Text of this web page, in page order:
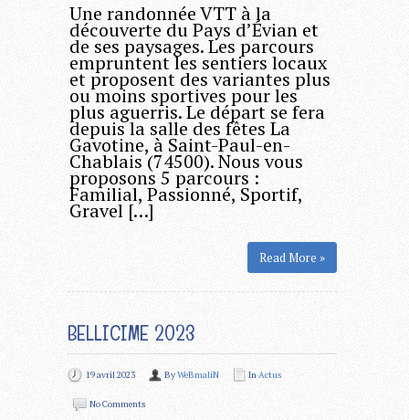
Une randonnée VTT à la
découverte du Pays d’Évian et
de ses paysages. Les parcours
empruntent les sentiers locaux
et proposent des variantes plus
ou moins sportives pour les
plus aguerris. Le départ se fera
depuis la salle des fêtes La
Gavotine, à Saint-Paul-en-
Chablais (74500). Nous vous
proposons 5 parcours :
Familial, Passionné, Sportif,
Gravel […]
Read More »
BELLICIME 2023
19 avril 2023 ByWeBmaliN InActus
No Comments